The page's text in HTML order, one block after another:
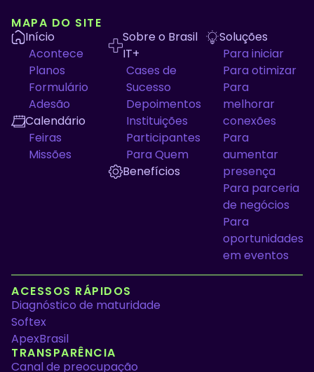
MAPA DO SITE
Início
Acontece
Planos
Formulário
Adesão
Calendário
Feiras
Missões
Sobre o Brasil
IT+
Cases de
Sucesso
Depoimentos
Instituições
Participantes
Para Quem
Benefícios
Soluções
Para iniciar
Para otimizar
Para
melhorar
conexões
Para
aumentar
presença
Para parceria
de negócios
Para
oportunidades
em eventos
ACESSOS RÁPIDOS
Diagnóstico de maturidade
Softex
ApexBrasil
TRANSPARÊNCIA
Canal de preocupação